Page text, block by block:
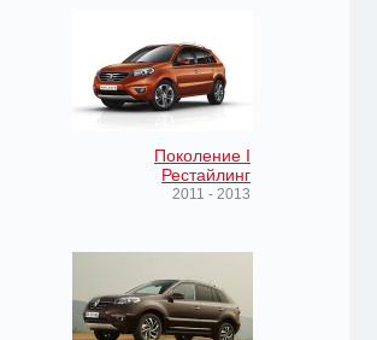
Поколение I
Рестайлинг
2011 - 2013